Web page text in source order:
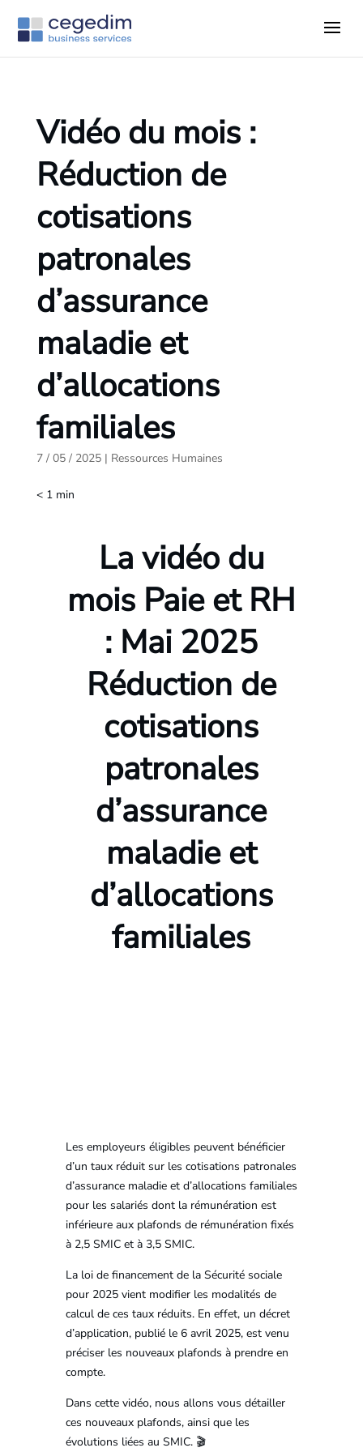
Vidéo du mois :
Réduction de
cotisations
patronales
d’assurance
maladie et
d’allocations
familiales
7 / 05 / 2025| Ressources Humaines
< 1 min
La vidéo du
mois Paie et RH
: Mai 2025
Réduction de
cotisations
patronales
d’assurance
maladie et
d’allocations
familiales
Les employeurs éligibles peuvent bénéficier
d’un taux réduit sur les cotisations patronales
d’assurance maladie et d’allocations familiales
pour les salariés dont la rémunération est
inférieure aux plafonds de rémunération fixés
à 2,5 SMIC et à 3,5 SMIC.
La loi de financement de la Sécurité sociale
pour 2025 vient modifier les modalités de
calcul de ces taux réduits. En effet, un décret
d’application, publié le 6 avril 2025, est venu
préciser les nouveaux plafonds à prendre en
compte.
Dans cette vidéo, nous allons vous détailler
ces nouveaux plafonds, ainsi que les
évolutions liées au SMIC. 🎬